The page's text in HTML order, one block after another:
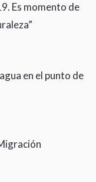
Es momento de
en el punto de